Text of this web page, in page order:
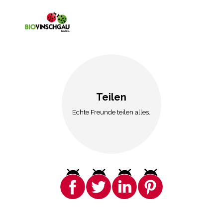
Teilen
Echte Freunde teilen alles.